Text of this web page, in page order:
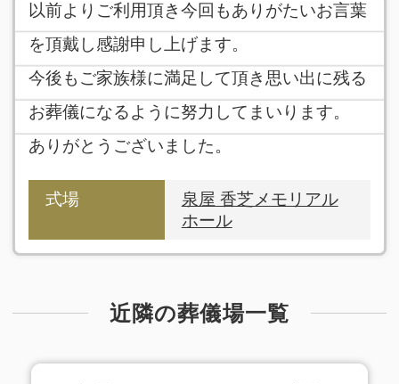
以前よりご利用頂き今回もありがたいお言葉
を頂戴し感謝申し上げます。
今後もご家族様に満足して頂き思い出に残る
お葬儀になるように努力してまいります。
ありがとうございました。
式場
泉屋 香芝メモリアル
ホール
近隣の葬儀場一覧